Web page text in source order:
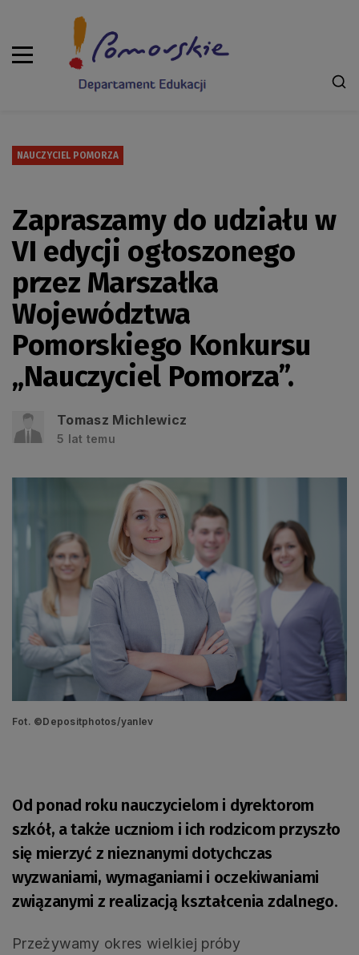
NAUCZYCIEL POMORZA
Zapraszamy do udziału w
VI edycji ogłoszonego
przez Marszałka
Województwa
Pomorskiego Konkursu
„Nauczyciel Pomorza”.
Tomasz Michlewicz
5 lat temu
Fot. ©Depositphotos/yanlev
Od ponad roku nauczycielom i dyrektorom
szkół, a także uczniom i ich rodzicom przyszło
się mierzyć z nieznanymi dotychczas
wyzwaniami, wymaganiami i oczekiwaniami
związanymi z realizacją kształcenia zdalnego.
Przeżywamy okres wielkiej próby